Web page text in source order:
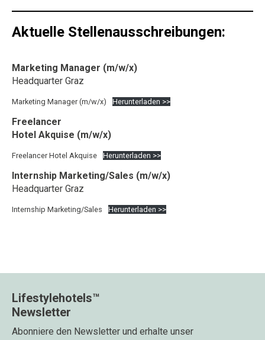
Aktuelle Stellenausschreibungen:
Marketing Manager (m/w/x)
Headquarter Graz
Marketing Manager (m/w/x) Herunterladen >>
Freelancer
Hotel Akquise (m/w/x)
Freelancer Hotel Akquise Herunterladen >>
Internship Marketing/Sales (m/w/x)
Headquarter Graz
Internship Marketing/Sales Herunterladen >>
Lifestylehotels™
Newsletter
Abonniere den Newsletter und erhalte unser